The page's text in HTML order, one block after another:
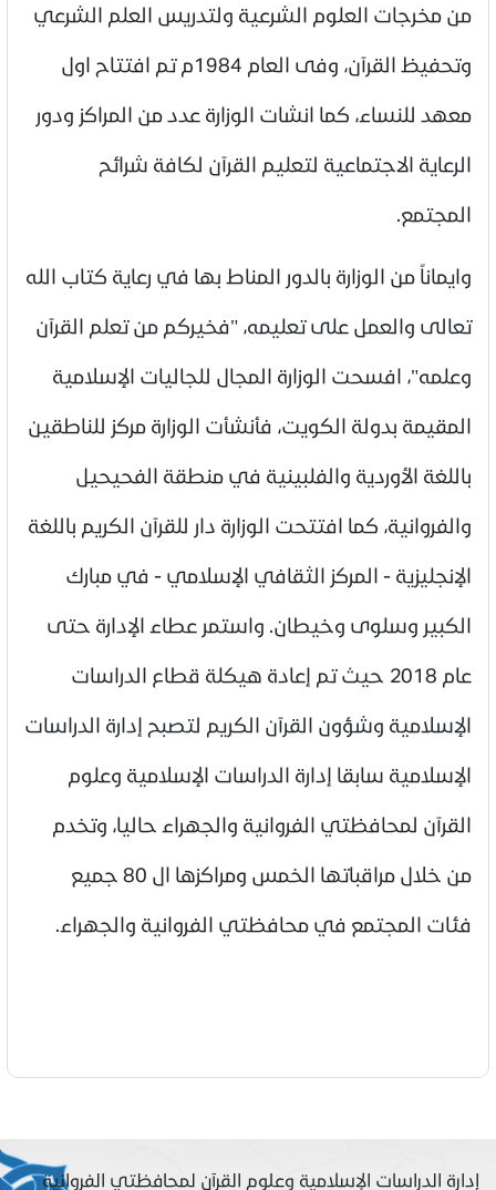
من مخرجات العلوم الشرعية ولتدريس العلم الشرعي
وتحفيظ القرآن، وفى العام 1984م تم افتتاح اول
معهد للنساء، كما انشات الوزارة عدد من المراكز ودور
الرعاية الاجتماعية لتعليم القرآن لكافة شرائح
المجتمع.
وايماناً من الوزارة بالدور المناط بها في رعاية كتاب الله
تعالى والعمل على تعليمه، "فخيركم من تعلم القرآن
وعلمه"، افسحت الوزارة المجال للجاليات الإسلامية
المقيمة بدولة الكويت، فأنشأت الوزارة مركز للناطقين
باللغة الأوردية والفلبينية في منطقة الفحيحيل
والفروانية، كما افتتحت الوزارة دار للقرآن الكريم باللغة
الإنجليزية - المركز الثقافي الإسلامي - في مبارك
الكبير وسلوى وخيطان. واستمر عطاء الإدارة حتى
عام 2018 حيث تم إعادة هيكلة قطاع الدراسات
الإسلامية وشؤون القرآن الكريم لتصبح إدارة الدراسات
الإسلامية سابقا إدارة الدراسات الإسلامية وعلوم
القرآن لمحافظتي الفروانية والجهراء حاليا، وتخدم
من خلال مراقباتها الخمس ومراكزها ال 80 جميع
فئات المجتمع في محافظتي الفروانية والجهراء.
إدارة الدراسات الإسلامية وعلوم القرآن لمحافظتي الفروانية